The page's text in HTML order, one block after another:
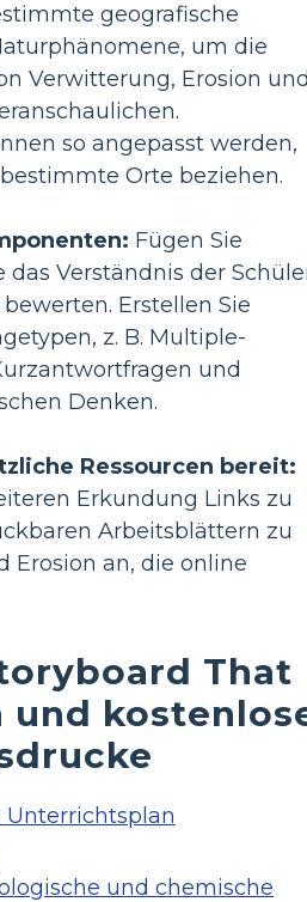
geografische
um die
Verwitterung, Erosion
so angepasst werden,
Orte beziehen.
Fügen Sie
das Verständnis der
Erstellen Sie
z. B. Multiple-
und
Denken.
Ressourcen bereit:
Erkundung Links zu
Arbeitsblättern zu
Erosion an, die online
That
und
und chemische